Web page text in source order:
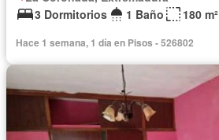
3 Dormitorios
1 Baño 180 m²
Hace 1 semana, 1 día en Pisos - 526802